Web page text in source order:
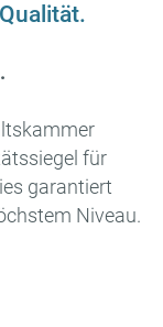
für
garantiert
Niveau.